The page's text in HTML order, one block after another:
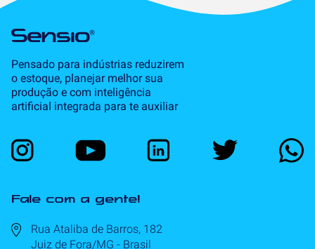
Pensado para indústrias reduzirem
o estoque, planejar melhor sua
produção e com inteligência
artificial integrada para te auxiliar
Fale com a gente!
Rua Ataliba de Barros, 182
Juiz de Fora/MG - Brasil